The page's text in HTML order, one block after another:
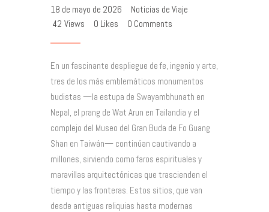
18 de mayo de 2026
Noticias de Viaje
42 Views 0 Likes 0 Comments
En un fascinante despliegue de fe, ingenio y arte,
tres de los más emblemáticos monumentos
budistas —la estupa de Swayambhunath en
Nepal, el prang de Wat Arun en Tailandia y el
complejo del Museo del Gran Buda de Fo Guang
Shan en Taiwán— continúan cautivando a
millones, sirviendo como faros espirituales y
maravillas arquitectónicas que trascienden el
tiempo y las fronteras. Estos sitios, que van
desde antiguas reliquias hasta modernas